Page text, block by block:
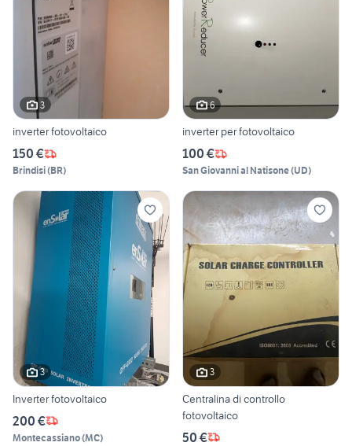
3
inverter fotovoltaico
150 €
Brindisi(BR)
6
inverter per fotovoltaico
100 €
San Giovanni al Natisone(UD)
3
Inverter fotovoltaico
200 €
Montecassiano(MC)
3
Centralina di controllo
fotovoltaico
50 €